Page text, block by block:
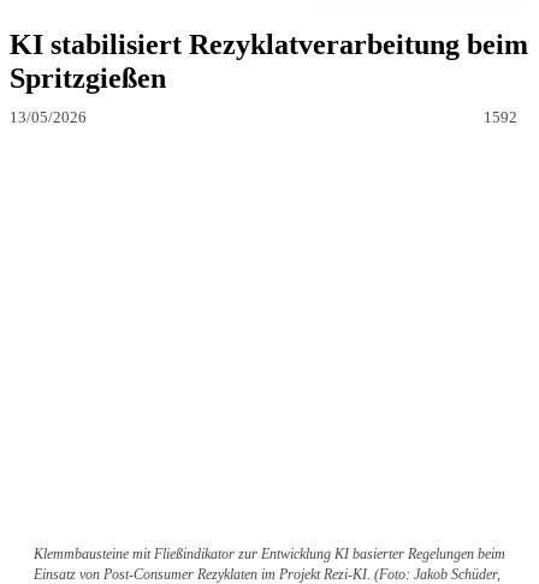
KI stabilisiert Rezyklatverarbeitung beim
Spritzgießen
13/05/2026 1592
Klemmbausteine mit Fließindikator zur Entwicklung KI basierter Regelungen beim
Einsatz von Post-Consumer Rezyklaten im Projekt Rezi-KI. (Foto: Jakob Schüder,